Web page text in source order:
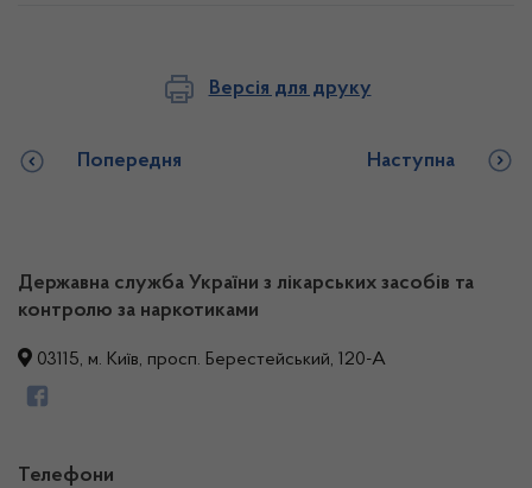
Версія для друку
Попередня Наступна
Державна служба України з лікарських засобів та
контролю за наркотиками
03115, м. Київ, просп. Берестейський, 120-А
Телефони